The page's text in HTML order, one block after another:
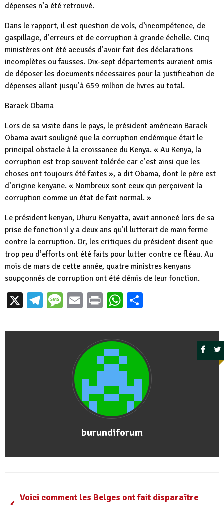
dépenses n’a été retrouvé.
Dans le rapport, il est question de vols, d’incompétence, de
gaspillage, d’erreurs et de corruption à grande échelle. Cinq
ministères ont été accusés d’avoir fait des déclarations
incomplètes ou fausses. Dix-sept départements auraient omis
de déposer les documents nécessaires pour la justification de
dépenses allant jusqu’à 659 million de livres au total.
Barack Obama
Lors de sa visite dans le pays, le président américain Barack
Obama avait souligné que la corruption endémique était le
principal obstacle à la croissance du Kenya. « Au Kenya, la
corruption est trop souvent tolérée car c’est ainsi que les
choses ont toujours été faites », a dit Obama, dont le père est
d’origine kenyane. « Nombreux sont ceux qui perçoivent la
corruption comme un état de fait normal. »
Le président kenyan, Uhuru Kenyatta, avait annoncé lors de sa
prise de fonction il y a deux ans qu’il lutterait de main ferme
contre la corruption. Or, les critiques du président disent que
trop peu d’efforts ont été faits pour lutter contre ce fléau. Au
mois de mars de cette année, quatre ministres kenyans
soupçonnés de corruption ont été démis de leur fonction.
X Telegram
Message
EmailPrintWhatsApp
burundiforum
Voici comment les Belges ont fait disparaître